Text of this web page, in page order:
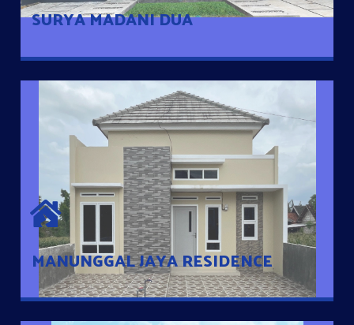
SURYA MADANI DUA
MANUNGGAL JAYA RESIDENCE
MANUNGGAL JAYA RESIDENCE
Cluster Exclusive dengan one Gate System, terdapat taman
mini dan memiliki jarak 200m dari jalan nasional serta dekat
dengan pusat kota